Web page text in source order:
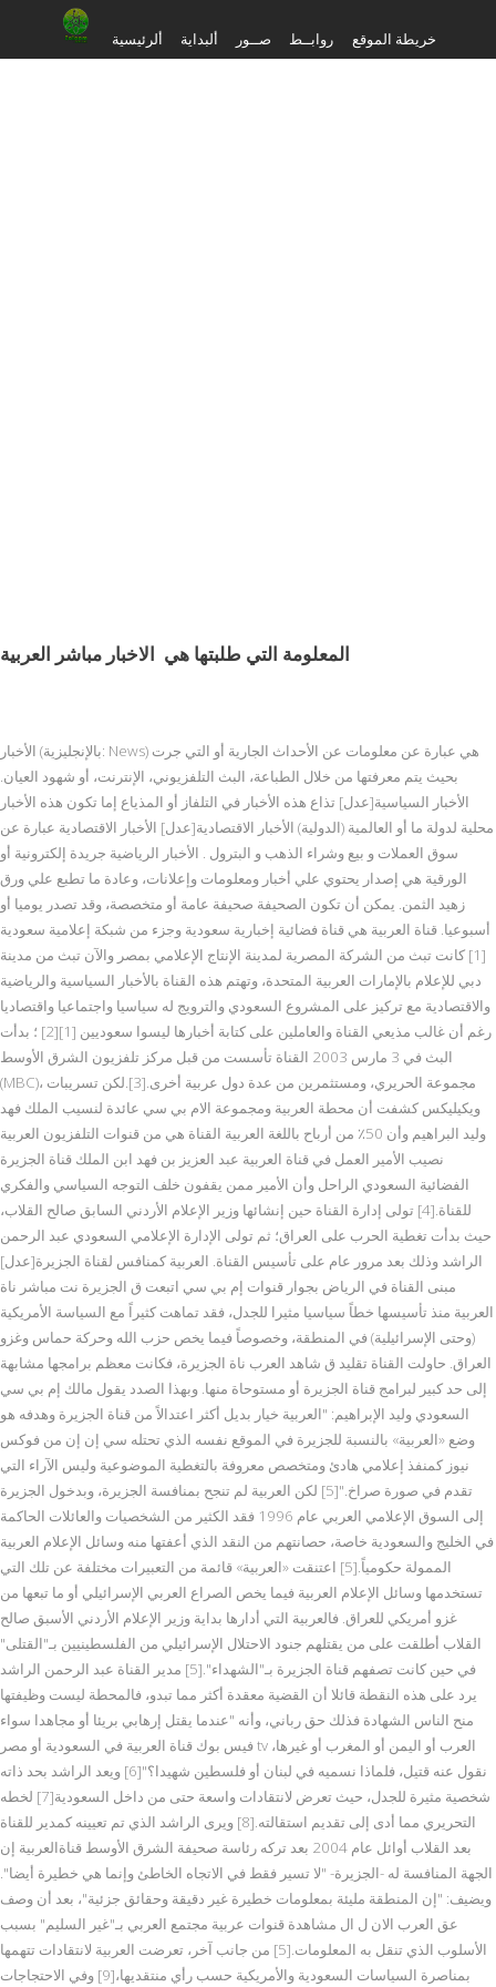
ألرئيسية ألبداية صــور روابــط خريطة الموقع
المعلومة التي طلبتها هي الاخبار مباشر العربية
الأخبار (بالإنجليزية: News) هي عبارة عن معلومات عن الأحداث الجارية أو التي جرت
بحيث يتم معرفتها من خلال الطباعة، البث التلفزيوني، الإنترنت، أو شهود العيان.
الأخبار السياسية[عدل] تذاع هذه الأخبار في التلفاز أو المذياع إما تكون هذه الأخبار
محلية لدولة ما أو العالمية (الدولية) الأخبار الاقتصادية[عدل] الأخبار الاقتصادية عبارة عن
سوق العملات و بيع وشراء الذهب و البترول . الأخبار الرياضية جريدة إلكترونية أو
الورقية هي إصدار يحتوي علي أخبار ومعلومات وإعلانات، وعادة ما تطبع علي ورق
زهيد الثمن. يمكن أن تكون الصحيفة صحيفة عامة أو متخصصة، وقد تصدر يوميا أو
أسبوعيا. قناة العربية هي قناة فضائية إخبارية سعودية وجزء من شبكة إعلامية سعودية
[1] كانت تبث من الشركة المصرية لمدينة الإنتاج الإعلامي بمصر والآن تبث من مدينة
دبي للإعلام بالإمارات العربية المتحدة، وتهتم هذه القناة بالأخبار السياسية والرياضية
والاقتصادية مع تركيز على المشروع السعودي والترويج له سياسيا واجتماعيا واقتصاديا
رغم أن غالب مذيعي القناة والعاملين على كتابة أخبارها ليسوا سعوديين [1][2] ؛ بدأت
البث في 3 مارس 2003 القناة تأسست من قبل مركز تلفزيون الشرق الأوسط
(MBC)، مجموعة الحريري، ومستثمرين من عدة دول عربية أخرى.[3].لكن تسريبات
ويكيليكس كشفت أن محطة العربية ومجموعة الام بي سي عائدة لنسيب الملك فهد
وليد البراهيم وأن 50٪ من أرباح باللغة العربية القناة هي من قنوات التلفزيون العربية
نصيب الأمير العمل في قناة العربية عبد العزيز بن فهد ابن الملك قناة الجزيرة
الفضائية السعودي الراحل وأن الأمير ممن يقفون خلف التوجه السياسي والفكري
للقناة.[4] تولى إدارة القناة حين إنشائها وزير الإعلام الأردني السابق صالح القلاب،
حيث بدأت تغطية الحرب على العراق؛ ثم تولى الإدارة الإعلامي السعودي عبد الرحمن
الراشد وذلك بعد مرور عام على تأسيس القناة. العربية كمنافس لقناة الجزيرة[عدل]
مبنى القناة في الرياض بجوار قنوات إم بي سي اتبعت ق الجزيرة نت مباشر ناة
العربية منذ تأسيسها خطاً سياسيا مثيرا للجدل، فقد تماهت كثيراً مع السياسة الأمريكية
(وحتى الإسرائيلية) في المنطقة، وخصوصاً فيما يخص حزب الله وحركة حماس وغزو
العراق. حاولت القناة تقليد ق شاهد العرب ناة الجزيرة، فكانت معظم برامجها مشابهة
إلى حد كبير لبرامج قناة الجزيرة أو مستوحاة منها. وبهذا الصدد يقول مالك إم بي سي
السعودي وليد الإبراهيم: "العربية خيار بديل أكثر اعتدالاً من قناة الجزيرة وهدفه هو
وضع «العربية» بالنسبة للجزيرة في الموقع نفسه الذي تحتله سي إن إن من فوكس
نيوز كمنفذ إعلامي هادئ ومتخصص معروفة بالتغطية الموضوعية وليس الآراء التي
تقدم في صورة صراخ."[5] لكن العربية لم تنجح بمنافسة الجزيرة، وبدخول الجزيرة
إلى السوق الإعلامي العربي عام 1996 فقد الكثير من الشخصيات والعائلات الحاكمة
في الخليج والسعودية خاصة، حصانتهم من النقد الذي أعفتها منه وسائل الإعلام العربية
الممولة حكومياً.[5] اعتنقت «العربية» قائمة من التعبيرات مختلفة عن تلك التي
تستخدمها وسائل الإعلام العربية فيما يخص الصراع العربي الإسرائيلي أو ما تبعها من
غزو أمريكي للعراق. فالعربية التي أدارها بداية وزير الإعلام الأردني الأسبق صالح
القلاب أطلقت على من يقتلهم جنود الاحتلال الإسرائيلي من الفلسطينيين بـ"القتلى"
في حين كانت تصفهم قناة الجزيرة بـ"الشهداء".[5] مدير القناة عبد الرحمن الراشد
يرد على هذه النقطة قائلا أن القضية معقدة أكثر مما تبدو، فالمحطة ليست وظيفتها
منح الناس الشهادة فذلك حق رباني، وأنه "عندما يقتل إرهابي بريئا أو مجاهدا سواء
فيس بوك قناة العربية في السعودية أو مصر tv العرب أو اليمن أو المغرب أو غيرها،
نقول عنه قتيل، فلماذا نسميه في لبنان أو فلسطين شهيدا؟"[6] ويعد الراشد بحد ذاته
شخصية مثيرة للجدل، حيث تعرض لانتقادات واسعة حتى من داخل السعودية[7] لخطه
التحريري مما أدى إلى تقديم استقالته.[8] ويرى الراشد الذي تم تعيينه كمدير للقناة
بعد القلاب أوائل عام 2004 بعد تركه رئاسة صحيفة الشرق الأوسط قناةالعربية إن
الجهة المنافسة له -الجزيرة- "لا تسير فقط في الاتجاه الخاطئ وإنما هي خطيرة أيضا".
ويضيف: "إن المنطقة مليئة بمعلومات خطيرة غير دقيقة وحقائق جزئية"، بعد أن وصف
عق العرب الان ل ال مشاهدة قنوات عربية مجتمع العربي بـ"غير السليم" بسبب
الأسلوب الذي تنقل به المعلومات.[5] من جانب آخر، تعرضت العربية لانتقادات تتهمها
بمناصرة السياسات السعودية والأمريكية حسب رأي منتقديها،[9] وفي الاحتجاجات